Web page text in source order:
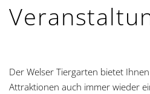
Der Welser Tiergarten bietet
Attraktionen auch immer wieder